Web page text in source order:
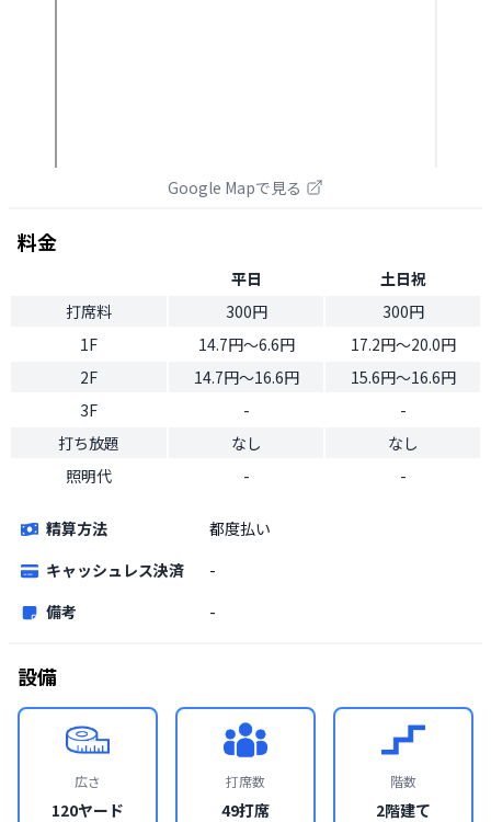
Google Mapで見る
料金
平日
土日祝
打席料
300円
300円
1F
14.7円〜6.6円
17.2円〜20.0円
2F
14.7円〜16.6円
15.6円〜16.6円
3F
-
-
打ち放題
なし
なし
照明代
- -
精算方法
都度払い
キャッシュレス決済
-
備考
-
設備
広さ
120ヤード
打席数
49打席
階数
2階建て